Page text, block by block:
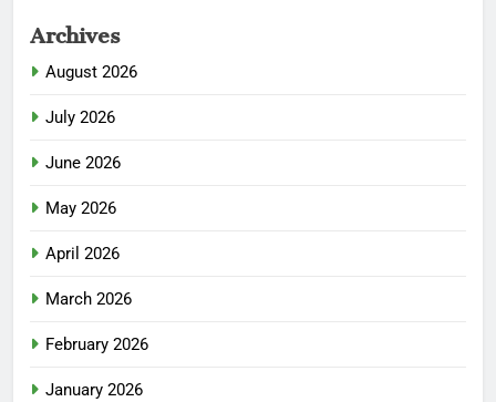
Archives
August 2026
July 2026
June 2026
May 2026
April 2026
March 2026
February 2026
January 2026